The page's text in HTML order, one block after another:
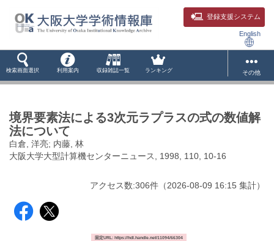
登録支援システム
English
検索画面選択 利用案内 収録雑誌一覧 ランキング その他
境界要素法による3次元ラプラスの式の数値解
法について
白倉, 洋亮; 内藤, 林
大阪大学大型計算機センターニュース, 1998, 110, 10-16
アクセス数:306件 （2026-08-09 16:15 集計）
固定URL: https://hdl.handle.net/11094/66304